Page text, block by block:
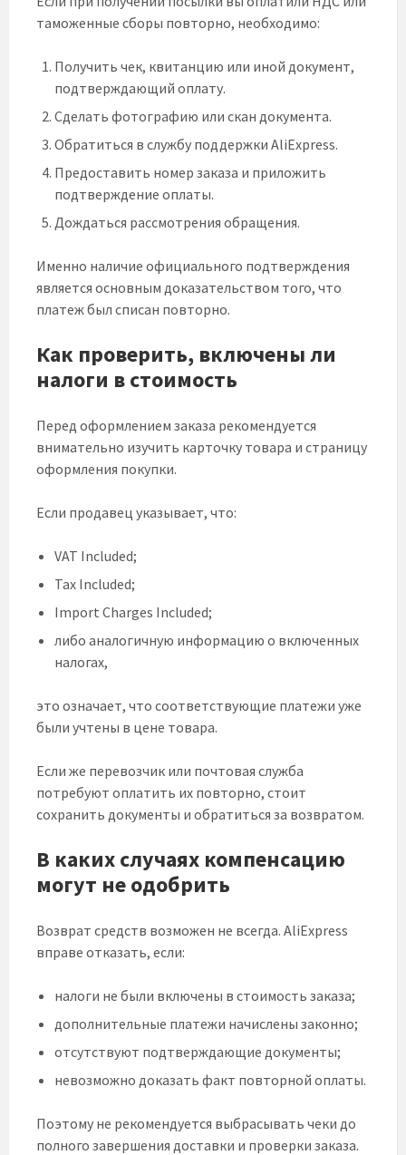
таможенные сборы повторно, необходимо:
Получить чек, квитанцию или иной документ,
подтверждающий оплату.
Сделать фотографию или скан документа.
Обратиться в службу поддержки AliExpress.
Предоставить номер заказа и приложить
подтверждение оплаты.
Дождаться рассмотрения обращения.
Именно наличие официального подтверждения
является основным доказательством того, что
платеж был списан повторно.
Как проверить, включены ли
налоги в стоимость
Перед оформлением заказа рекомендуется
внимательно изучить карточку товара и страницу
оформления покупки.
Если продавец указывает, что:
VAT Included;
Tax Included;
Import Charges Included;
либо аналогичную информацию о включенных
налогах,
это означает, что соответствующие платежи уже
были учтены в цене товара.
Если же перевозчик или почтовая служба
потребуют оплатить их повторно, стоит
сохранить документы и обратиться за возвратом.
В каких случаях компенсацию
могут не одобрить
Возврат средств возможен не всегда. AliExpress
вправе отказать, если:
налоги не были включены в стоимость заказа;
дополнительные платежи начислены законно;
отсутствуют подтверждающие документы;
невозможно доказать факт повторной оплаты.
Поэтому не рекомендуется выбрасывать чеки до
полного завершения доставки и проверки заказа.